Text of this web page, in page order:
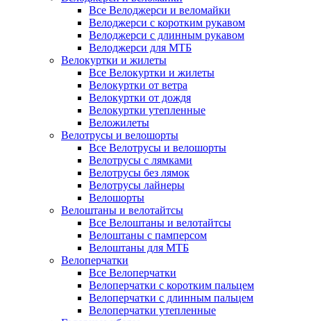
Все Велоджерси и веломайки
Велоджерси с коротким рукавом
Велоджерси с длинным рукавом
Велоджерси для МТБ
Велокуртки и жилеты
Все Велокуртки и жилеты
Велокуртки от ветра
Велокуртки от дождя
Велокуртки утепленные
Веложилеты
Велотрусы и велошорты
Все Велотрусы и велошорты
Велотрусы с лямками
Велотрусы без лямок
Велотрусы лайнеры
Велошорты
Велоштаны и велотайтсы
Все Велоштаны и велотайтсы
Велоштаны с памперсом
Велоштаны для МТБ
Велоперчатки
Все Велоперчатки
Велоперчатки с коротким пальцем
Велоперчатки с длинным пальцем
Велоперчатки утепленные